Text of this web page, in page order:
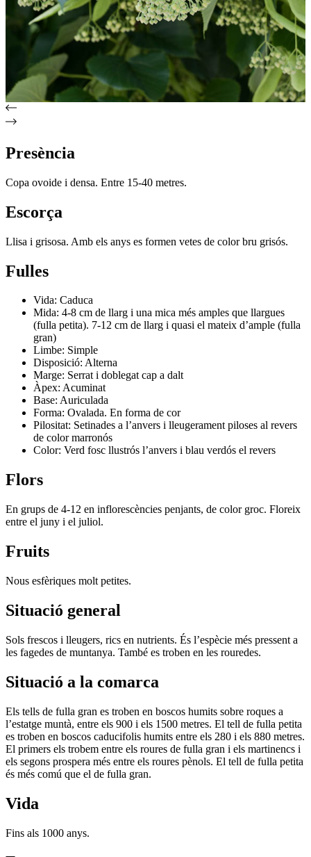
Presència
Copa ovoide i densa. Entre 15-40 metres.
Escorça
Llisa i grisosa. Amb els anys es formen vetes de color bru grisós.
Fulles
Vida: Caduca
Mida: 4-8 cm de llarg i una mica més amples que llargues
(fulla petita). 7-12 cm de llarg i quasi el mateix d’ample (fulla
gran)
Limbe: Simple
Disposició: Alterna
Marge: Serrat i doblegat cap a dalt
Àpex: Acuminat
Base: Auriculada
Forma: Ovalada. En forma de cor
Pilositat: Setinades a l’anvers i lleugerament piloses al revers
de color marronós
Color: Verd fosc llustrós l’anvers i blau verdós el revers
Flors
En grups de 4-12 en inflorescències penjants, de color groc. Floreix
entre el juny i el juliol.
Fruits
Nous esfèriques molt petites.
Situació general
Sols frescos i lleugers, rics en nutrients. És l’espècie més pressent a
les fagedes de muntanya. També es troben en les rouredes.
Situació a la comarca
Els tells de fulla gran es troben en boscos humits sobre roques a
l’estatge muntà, entre els 900 i els 1500 metres. El tell de fulla petita
es troben en boscos caducifolis humits entre els 280 i els 880 metres.
El primers els trobem entre els roures de fulla gran i els martinencs i
els segons prospera més entre els roures pènols. El tell de fulla petita
és més comú que el de fulla gran.
Vida
Fins als 1000 anys.